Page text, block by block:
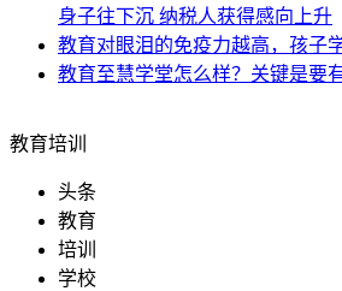
身子往下沉 纳税人获得感向上升
教育对眼泪的免疫力越高，孩子
教育至慧学堂怎么样？关键是要
教育培训
头条
教育
培训
学校